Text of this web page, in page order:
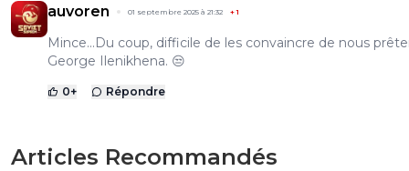
auvoren 01 septembre 2025 à 21:32 +1
Mince...Du coup, difficile de les convaincre de nous
George Ilenikhena. 😒
0+ Répondre
Articles Recommandés